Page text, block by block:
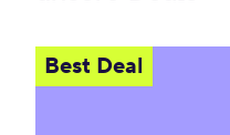
Best Deal